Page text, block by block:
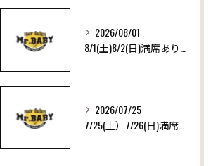
2026/08/01
2026/07/25